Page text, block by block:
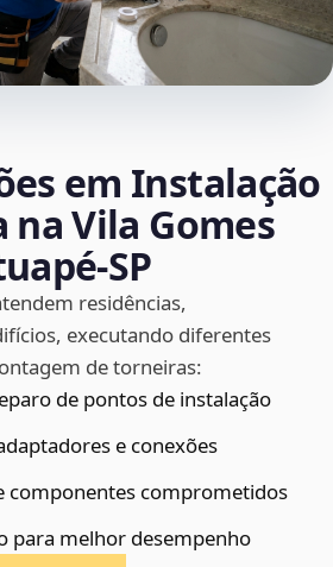
em Instalação
na Vila Gomes
residências,
executando diferentes
de torneiras:
de pontos de instalação
e conexões
componentes comprometidos
para melhor desempenho